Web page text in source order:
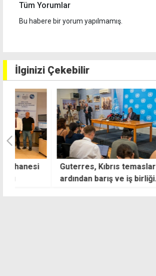
Tüm Yorumlar
Bu habere bir yorum yapılmamış.
İlginizi Çekebilir
Guterres, Kıbrıs temaslarının
ardından barış ve iş birliği